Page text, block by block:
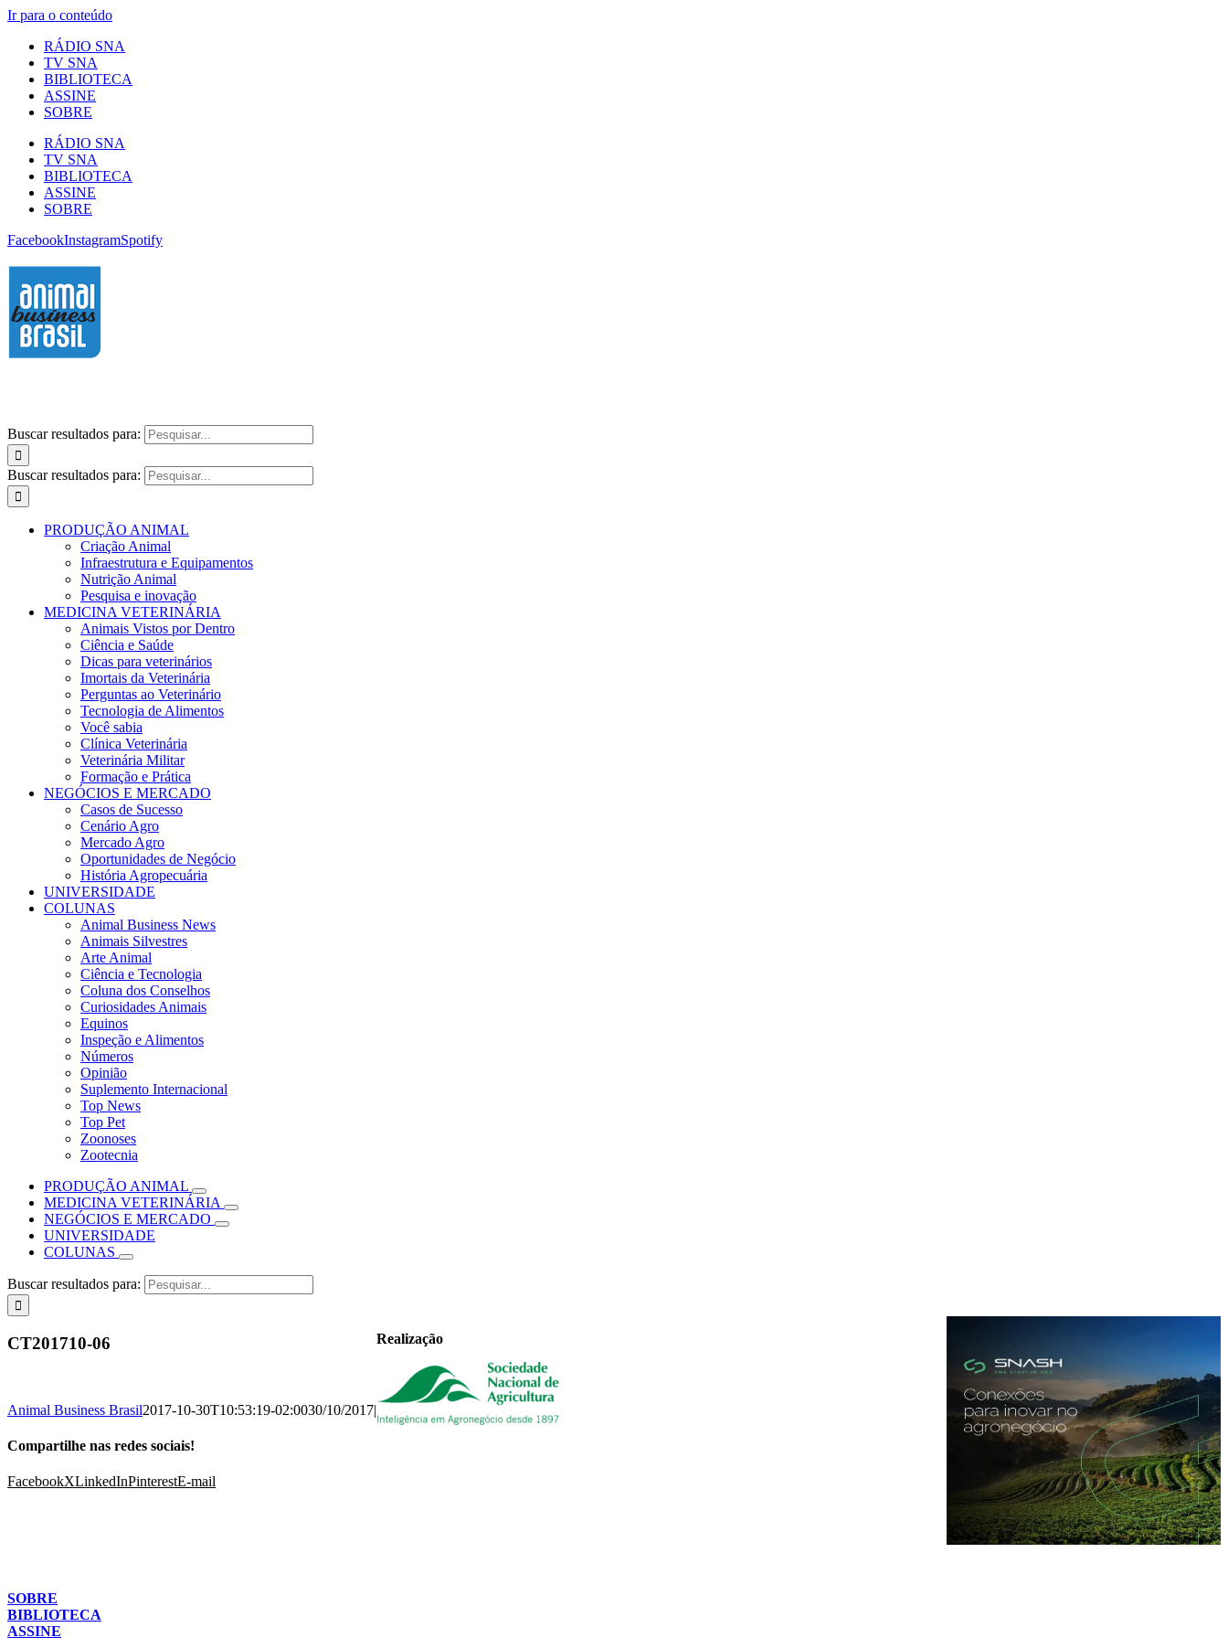
Ir para o conteúdo
RÁDIO SNA
TV SNA
BIBLIOTECA
ASSINE
SOBRE
RÁDIO SNA
TV SNA
BIBLIOTECA
ASSINE
SOBRE
FacebookInstagramSpotify
Buscar resultados para:
Buscar resultados para:
PRODUÇÃO ANIMAL
Criação Animal
Infraestrutura e Equipamentos
Nutrição Animal
Pesquisa e inovação
MEDICINA VETERINÁRIA
Animais Vistos por Dentro
Ciência e Saúde
Dicas para veterinários
Imortais da Veterinária
Perguntas ao Veterinário
Tecnologia de Alimentos
Você sabia
Clínica Veterinária
Veterinária Militar
Formação e Prática
NEGÓCIOS E MERCADO
Casos de Sucesso
Cenário Agro
Mercado Agro
Oportunidades de Negócio
História Agropecuária
UNIVERSIDADE
COLUNAS
Animal Business News
Animais Silvestres
Arte Animal
Ciência e Tecnologia
Coluna dos Conselhos
Curiosidades Animais
Equinos
Inspeção e Alimentos
Números
Opinião
Suplemento Internacional
Top News
Top Pet
Zoonoses
Zootecnia
PRODUÇÃO ANIMAL
MEDICINA VETERINÁRIA
NEGÓCIOS E MERCADO
UNIVERSIDADE
COLUNAS
Buscar resultados para:
CT201710-06
Animal Business Brasil2017-10-30T10:53:19-02:0030/10/2017|
Compartilhe nas redes sociais!
FacebookXLinkedInPinterestE-mail
Realização
SOBRE
BIBLIOTECA
ASSINE